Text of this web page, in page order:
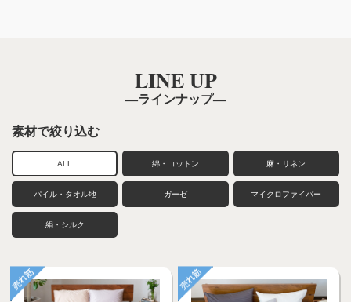
LINE UP
―ラインナップ―
素材で絞り込む
ALL 綿・コットン 麻・リネン
パイル・タオル地 ガーゼ マイクロファイバー
絹・シルク